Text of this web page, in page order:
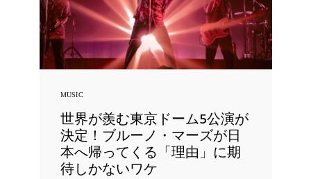
MUSIC
世界が羨む東京ドーム5公演が
決定！ブルーノ・マーズが日
本へ帰ってくる「理由」に期
待しかないワケ